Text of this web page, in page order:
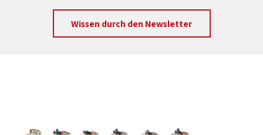
Wissen durch den Newsletter